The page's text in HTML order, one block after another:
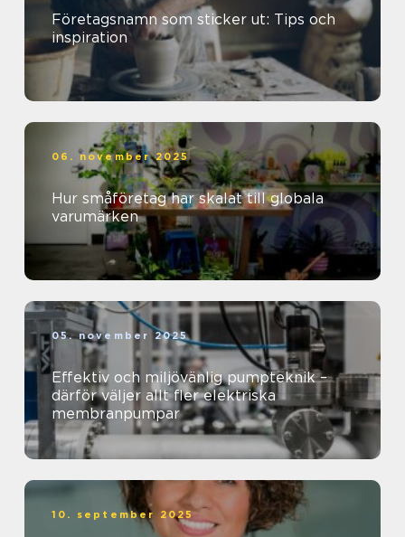
Företagsnamn som sticker ut: Tips och
inspiration
06. november 2025
Hur småföretag har skalat till globala
varumärken
05. november 2025
Effektiv och miljövänlig pumpteknik –
därför väljer allt fler elektriska
membranpumpar
10. september 2025